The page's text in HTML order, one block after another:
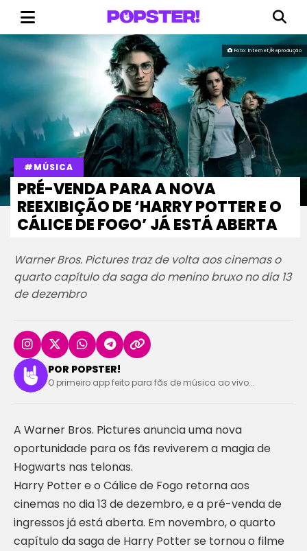
Foto: Internet/Reprodução
#MÚSICA
PRÉ-VENDA PARA A NOVA
REEXIBIÇÃO DE ‘HARRY POTTER E O
CÁLICE DE FOGO’ JÁ ESTÁ ABERTA
Warner Bros. Pictures traz de volta aos cinemas o
quarto capítulo da saga do menino bruxo no dia 13
de dezembro
POR POPSTER!
O primeiro app feito para fãs de música ao vivo...
A Warner Bros. Pictures anuncia uma nova
oportunidade para os fãs reviverem a magia de
Hogwarts nas telonas.
Harry Potter e o Cálice de Fogo retorna aos
cinemas no dia 13 de dezembro, e a pré-venda de
ingressos já está aberta. Em novembro, o quarto
capítulo da saga de Harry Potter se tornou o filme